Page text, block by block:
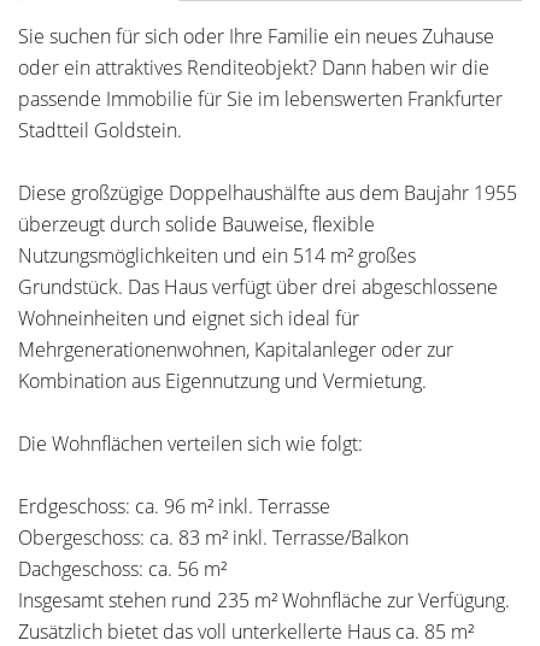
Sie suchen für sich oder Ihre Familie ein neues Zuhause
oder ein attraktives Renditeobjekt? Dann haben wir die
passende Immobilie für Sie im lebenswerten Frankfurter
Stadtteil Goldstein.
Diese großzügige Doppelhaushälfte aus dem Baujahr 1955
überzeugt durch solide Bauweise, flexible
Nutzungsmöglichkeiten und ein 514 m² großes
Grundstück. Das Haus verfügt über drei abgeschlossene
Wohneinheiten und eignet sich ideal für
Mehrgenerationenwohnen, Kapitalanleger oder zur
Kombination aus Eigennutzung und Vermietung.
Die Wohnflächen verteilen sich wie folgt:
Erdgeschoss: ca. 96 m² inkl. Terrasse
Obergeschoss: ca. 83 m² inkl. Terrasse/Balkon
Dachgeschoss: ca. 56 m²
Insgesamt stehen rund 235 m² Wohnfläche zur Verfügung.
Zusätzlich bietet das voll unterkellerte Haus ca. 85 m²